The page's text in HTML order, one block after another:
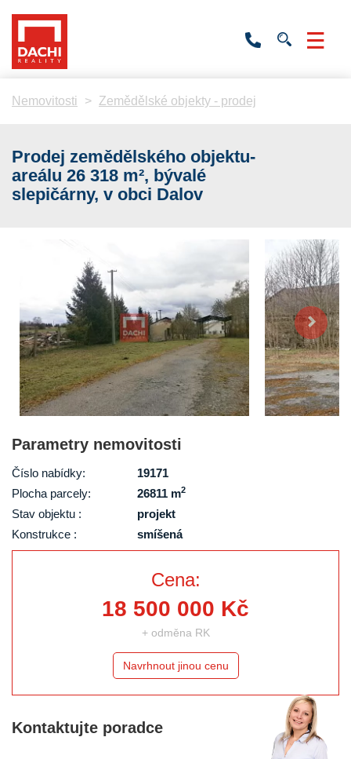
+420
Nemovitosti
Zemědělské objekty - prodej
Prodej zemědělského objektu-
areálu 26 318 m², bývalé
slepičárny, v obci Dalov
Cena:
18 500 000 Kč
+ odměna RK
Navrhnout jinou cenu
Kontaktujte poradce
Parametry nemovitosti
Číslo nabídky:
19171
Plocha parcely:
26811 m2
Stav objektu :
projekt
Konstrukce :
smíšená